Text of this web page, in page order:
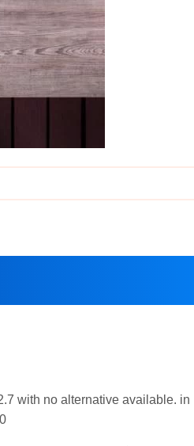
with no alternative available. in